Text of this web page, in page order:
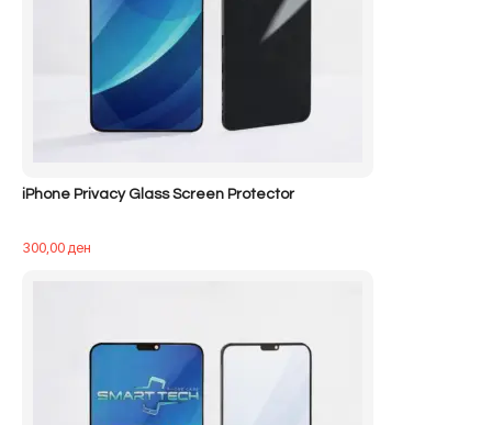
iPhone Privacy Glass Screen Protector
300,00ден